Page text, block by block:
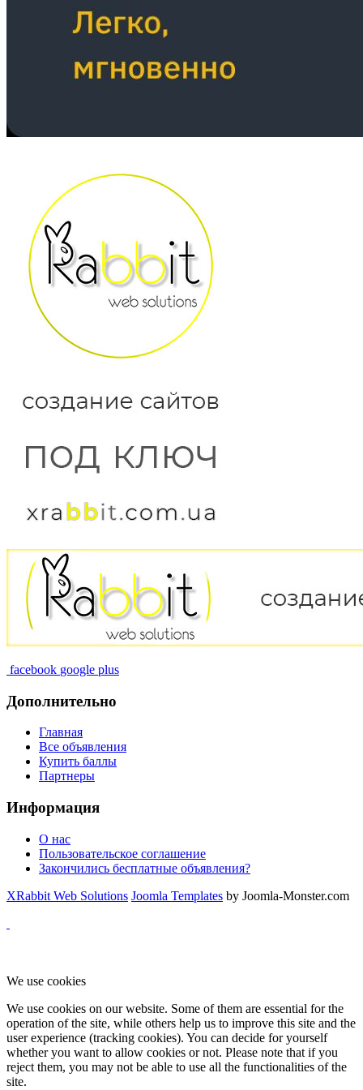
facebook google plus
Дополнительно
Главная
Все объявления
Купить баллы
Партнеры
Информация
О нас
Пользовательское соглашение
Закончились бесплатные объявления?
XRabbit Web Solutions Joomla Templates by Joomla-Monster.com
We use cookies
We use cookies on our website. Some of them are essential for the
operation of the site, while others help us to improve this site and the
user experience (tracking cookies). You can decide for yourself
whether you want to allow cookies or not. Please note that if you
reject them, you may not be able to use all the functionalities of the
site.